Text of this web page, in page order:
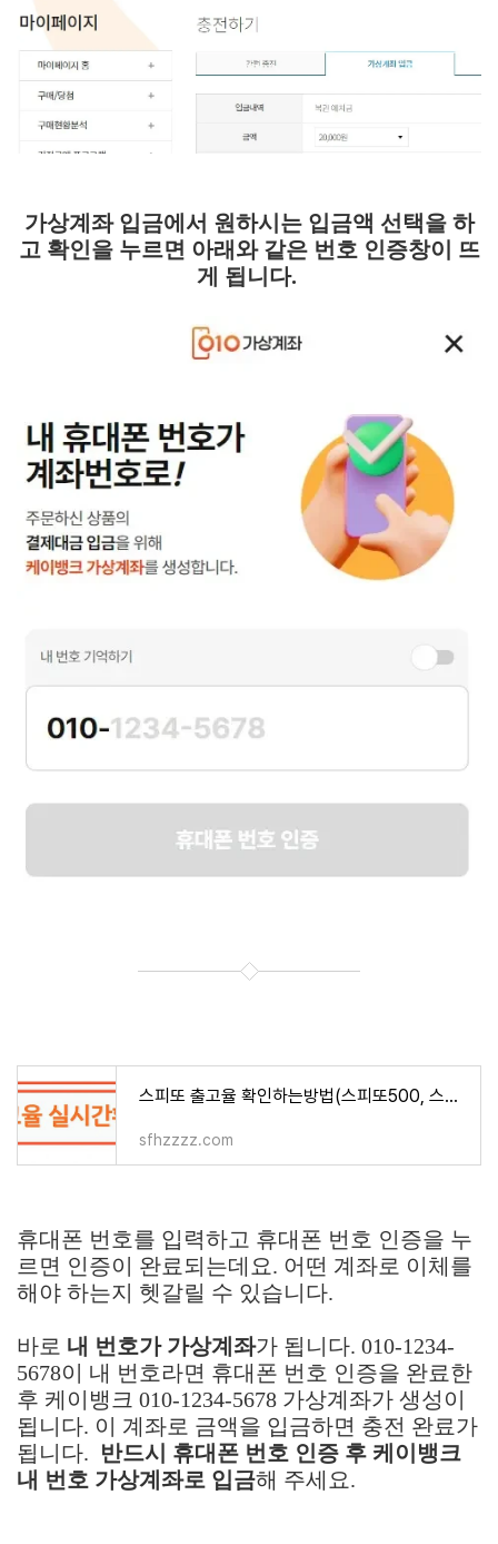
가상계좌 입금에서 원하시는 입금액 선택을 하
고 확인을 누르면 아래와 같은 번호 인증창이 뜨
게 됩니다.
스피또 출고율 확인하는방법(스피또500, 스피또1000, 스피또2000)
sfhzzzz.com
휴대폰 번호를 입력하고 휴대폰 번호 인증을 누
르면 인증이 완료되는데요. 어떤 계좌로 이체를
해야 하는지 헷갈릴 수 있습니다.
바로 내 번호가 가상계좌가 됩니다. 010-1234-
5678이 내 번호라면 휴대폰 번호 인증을 완료한
후 케이뱅크 010-1234-5678 가상계좌가 생성이
됩니다. 이 계좌로 금액을 입금하면 충전 완료가
됩니다. 반드시 휴대폰 번호 인증 후 케이뱅크
내 번호 가상계좌로 입금해 주세요.